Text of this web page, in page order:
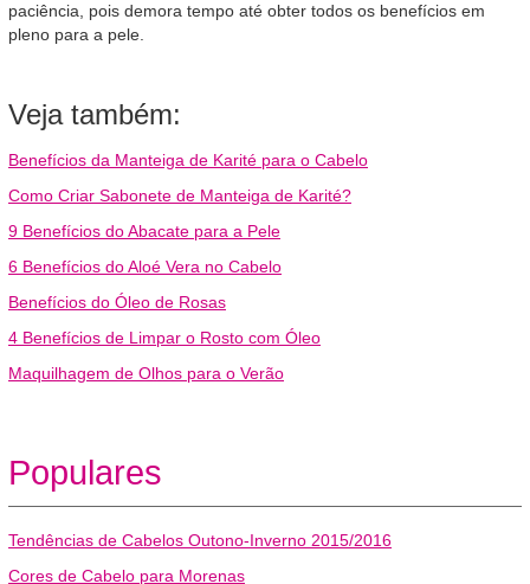
paciência, pois demora tempo até obter todos os benefícios em
pleno para a pele.
Veja também:
Benefícios da Manteiga de Karité para o Cabelo
Como Criar Sabonete de Manteiga de Karité?
9 Benefícios do Abacate para a Pele
6 Benefícios do Aloé Vera no Cabelo
Benefícios do Óleo de Rosas
4 Benefícios de Limpar o Rosto com Óleo
Maquilhagem de Olhos para o Verão
Populares
Tendências de Cabelos Outono-Inverno 2015/2016
Cores de Cabelo para Morenas